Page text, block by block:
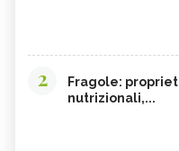
2
Fragole:
nutrizionali,...